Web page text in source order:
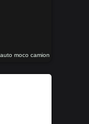
moco camion